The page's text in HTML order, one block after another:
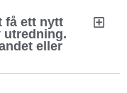
få ett nytt
utredning.
eller